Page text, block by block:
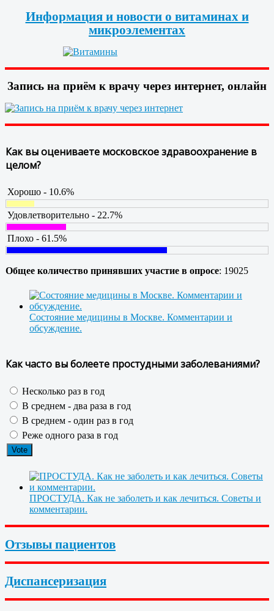
Информация и новости о витаминах и
микроэлементах
Запись на приём к врачу через интернет, онлайн
Как вы оцениваете московское здравоохранение в
целом?
Хорошо - 10.6%
Удовлетворительно - 22.7%
Плохо - 61.5%
Общее количество принявших участие в опросе: 19025
Состояние медицины в Москве. Комментарии и
обсуждение.
Как часто вы болеете простудными заболеваниями?
Несколько раз в год
В среднем - два раза в год
В среднем - один раз в год
Реже одного раза в год
ПРОСТУДА. Как не заболеть и как лечиться. Советы и
комментарии.
Отзывы пациентов
Диспансеризация